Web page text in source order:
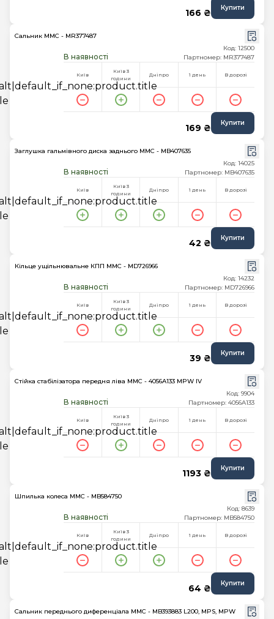
166 ₴ Купити
Сальник MMC - MR377487
В наявності
Код: 12500
Партномер: MR377487
Київ
Київ 3
години
Дніпро 1 день В дорозі
169 ₴ Купити
Заглушка гальмівного диска заднього MMC - MB407635
В наявності
Код: 14025
Партномер: MB407635
Київ
Київ 3
години
Дніпро 1 день В дорозі
42 ₴ Купити
Кільце ущільнювальне КПП MMC - MD726966
В наявності
Код: 14232
Партномер: MD726966
Київ
Київ 3
години
Дніпро 1 день В дорозі
39 ₴ Купити
Стійка стабілізатора передня ліва MMC - 4056A133 MPW IV
В наявності
Код: 9904
Партномер: 4056A133
Київ
Київ 3
години
Дніпро 1 день В дорозі
1193 ₴ Купити
Шпилька колеса MMC - MB584750
В наявності
Код: 8639
Партномер: MB584750
Київ
Київ 3
години
Дніпро 1 день В дорозі
64 ₴ Купити
Сальник переднього диференціала MMC - MB393883 L200, MPS, MPW